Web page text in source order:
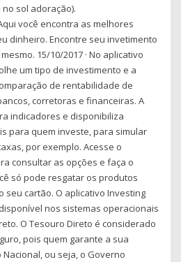
sol adoração).
você encontra as melhores
dinheiro. Encontre seu invetimento
15/10/2017 · No aplicativo
um tipo de investimento e a
de rentabilidade de
corretoras e financeiras. A
indicadores e disponibiliza
para quem investe, para simular
por exemplo. Acesse o
consultar as opções e faça o
só pode resgatar os produtos
seu cartão. O aplicativo Investing
nos sistemas operacionais
O Tesouro Direto é considerado
pois quem garante a sua
ou seja, o Governo